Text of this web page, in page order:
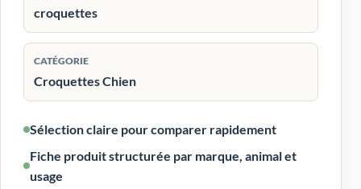
croquettes
CATÉGORIE
Croquettes Chien
Sélection claire pour comparer rapidement
Fiche produit structurée par marque, animal et
usage